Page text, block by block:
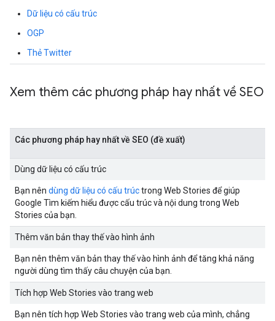
Dữ liệu có cấu trúc
OGP
Thẻ Twitter
Xem thêm các phương pháp hay nhất về SEO
Các phương pháp hay nhất về SEO (đề xuất)
Dùng dữ liệu có cấu trúc
Bạn nên dùng dữ liệu có cấu trúctrong Web Stories để giúp
Google Tìm kiếm hiểu được cấu trúc và nội dung trong Web
Stories của bạn.
Thêm văn bản thay thế vào hình ảnh
Bạn nên thêm văn bản thay thế vào hình ảnh để tăng khả năng
người dùng tìm thấy câu chuyện của bạn.
Tích hợp Web Stories vào trang web
Bạn nên tích hợp Web Stories vào trang web của mình, chẳng